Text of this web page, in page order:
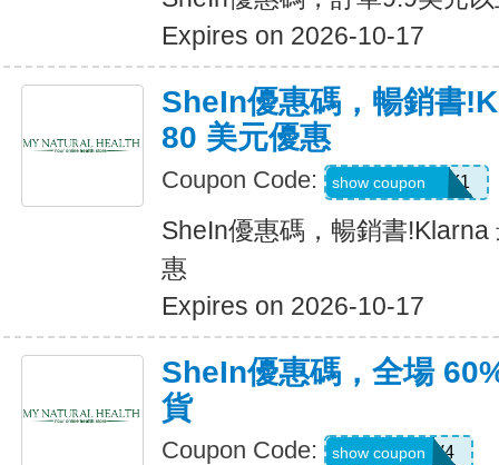
Expires on 2026-10-17
SheIn優惠碼，暢銷書
80 美元優惠
Coupon Code: KLARNAJULY1
show coupon
SheIn優惠碼，暢銷書
惠
Expires on 2026-10-17
SheIn優惠碼，全場
貨
Coupon Code: LS8V4
show coupon